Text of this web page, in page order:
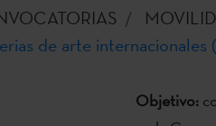
de arte internacionales
Objetivo: